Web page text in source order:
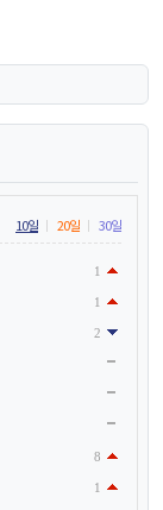
10일 20일 30일
1
1
2
8
1